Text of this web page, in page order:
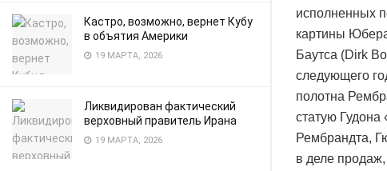
Кастро, возможно, вернет Кубу
в объятия Америки
19 МАРТА, 2026
Ликвидирован фактический
верховный правитель Ирана
19 МАРТА, 2026
исполненных
картины
Баутса (Dirk
следующего
полотна
статую Гудона
Рембрандта,
в деле